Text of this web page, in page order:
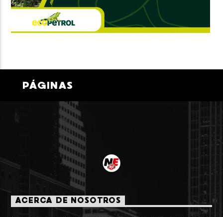
PÁGINAS
ACERCA DE NOSOTROS